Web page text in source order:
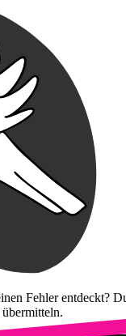
Fehler entdeckt?